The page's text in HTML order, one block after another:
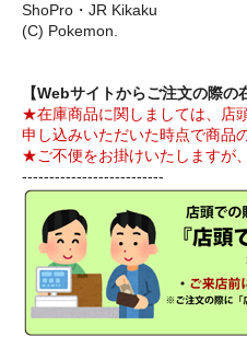
ShoPro・JR Kikaku
(C) Pokemon.
【Webサイトからご注文の際の
★在庫商品に関しましては、店
申し込みいただいた時点で商品
★ご不便をお掛けいたしますが
--------------------------